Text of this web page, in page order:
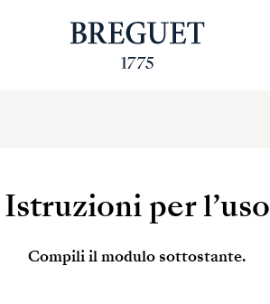
Istruzioni per l’uso
Compili il modulo sottostante.